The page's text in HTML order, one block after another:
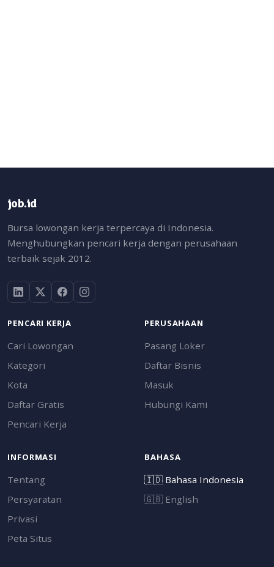
job.id
Bursa lowongan kerja terpercaya di Indonesia.
Menghubungkan pencari kerja dengan perusahaan
terbaik sejak 2012.
PENCARI KERJA
Cari Lowongan
Kategori
Kota
Daftar Gratis
Pencari Kerja
PERUSAHAAN
Pasang Loker
Daftar Bisnis
Masuk
Hubungi Kami
INFORMASI
Tentang
Persyaratan
Privasi
Peta Situs
BAHASA
🇮🇩Bahasa Indonesia
🇬🇧 English